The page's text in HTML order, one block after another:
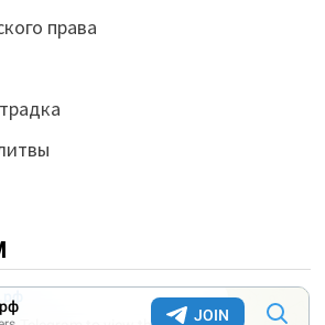
права